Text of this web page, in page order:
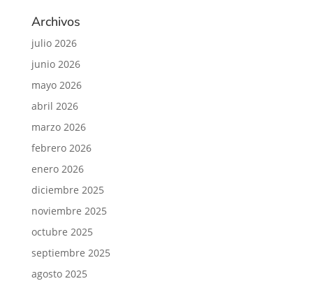
Archivos
julio 2026
junio 2026
mayo 2026
abril 2026
marzo 2026
febrero 2026
enero 2026
diciembre 2025
noviembre 2025
octubre 2025
septiembre 2025
agosto 2025